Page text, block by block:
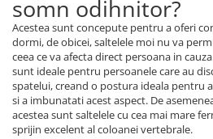
somn odihnitor?
Acestea sunt concepute pentru a oferi
dormi, de obicei, saltelele moi nu va
ceea ce va afecta direct persoana in
sunt ideale pentru persoanele care au
spatelui, creand o postura ideala pentru
si a imbunatati acest aspect. De
acestea sunt saltelele cu cea mai mare
sprijin excelent al coloanei vertebrale.